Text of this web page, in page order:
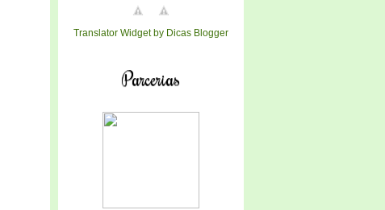
Translator Widget by Dicas Blogger
Parcerias